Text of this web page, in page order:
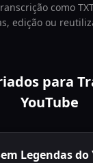
como
edição ou
para
YouTube
Legendas do